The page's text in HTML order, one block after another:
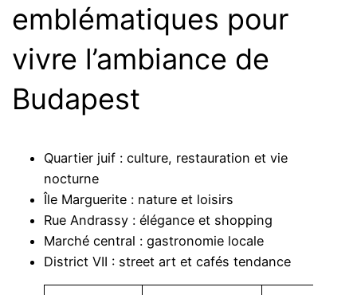
emblématiques pour
vivre l’ambiance de
Budapest
Quartier juif : culture, restauration et vie
nocturne
Île Marguerite : nature et loisirs
Rue Andrassy : élégance et shopping
Marché central : gastronomie locale
District VII : street art et cafés tendance